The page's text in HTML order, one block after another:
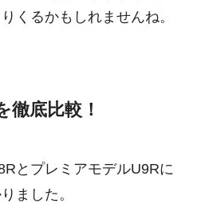
くるかもしれませんね。
徹底比較！
とプレミアモデルU9Rに
ました。